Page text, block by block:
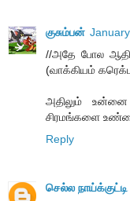
குசும்பன்
//அதே போல ஆதி
(வாக்கியம்
அதிலும்
சிரமங்களை
Reply
செல்ல